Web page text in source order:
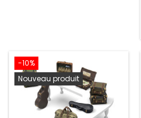
-10%
Nouveau produit